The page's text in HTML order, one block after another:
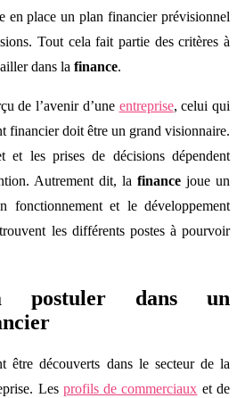
en place un plan financier prévisionnel
Tout cela fait partie des critères à
dans la finance.
de l’avenir d’une entreprise, celui qui
financier doit être un grand visionnaire.
et les prises de décisions dépendent
Autrement dit, la finance joue un
fonctionnement et le développement
les différents postes à pourvoir
postuler dans un
être découverts dans le secteur de la
Les profils de commerciaux et de